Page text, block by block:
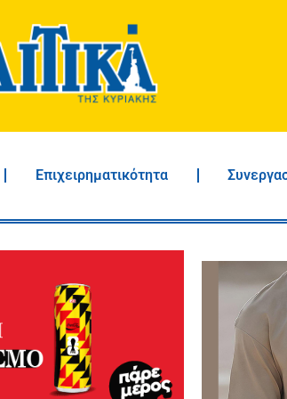
Επιχειρηματικότητα